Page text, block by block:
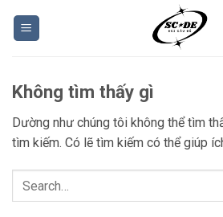
Không tìm thấy gì
Dường như chúng tôi không thể tìm
tìm kiếm. Có lẽ tìm kiếm có thể giúp